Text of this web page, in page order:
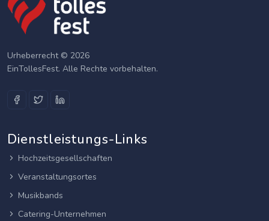
Urheberrecht © 2026
EinTollesFest. Alle Rechte vorbehalten.
Dienstleistungs-Links
Hochzeitsgesellschaften
Veranstaltungsortes
Musikbands
Catering-Unternehmen